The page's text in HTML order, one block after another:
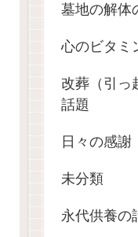
墓地の解体
心のビタミ
改葬（引っ
話題
日々の感謝
未分類
永代供養の